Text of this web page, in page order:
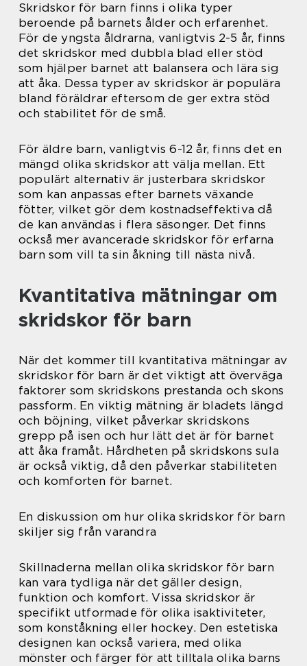
Skridskor för barn finns i olika typer
beroende på barnets ålder och erfarenhet.
För de yngsta åldrarna, vanligtvis 2-5 år, finns
det skridskor med dubbla blad eller stöd
som hjälper barnet att balansera och lära sig
att åka. Dessa typer av skridskor är populära
bland föräldrar eftersom de ger extra stöd
och stabilitet för de små.
För äldre barn, vanligtvis 6-12 år, finns det en
mängd olika skridskor att välja mellan. Ett
populärt alternativ är justerbara skridskor
som kan anpassas efter barnets växande
fötter, vilket gör dem kostnadseffektiva då
de kan användas i flera säsonger. Det finns
också mer avancerade skridskor för erfarna
barn som vill ta sin åkning till nästa nivå.
Kvantitativa mätningar om
skridskor för barn
När det kommer till kvantitativa mätningar av
skridskor för barn är det viktigt att överväga
faktorer som skridskons prestanda och skons
passform. En viktig mätning är bladets längd
och böjning, vilket påverkar skridskons
grepp på isen och hur lätt det är för barnet
att åka framåt. Hårdheten på skridskons sula
är också viktig, då den påverkar stabiliteten
och komforten för barnet.
En diskussion om hur olika skridskor för barn
skiljer sig från varandra
Skillnaderna mellan olika skridskor för barn
kan vara tydliga när det gäller design,
funktion och komfort. Vissa skridskor är
specifikt utformade för olika isaktiviteter,
som konståkning eller hockey. Den estetiska
designen kan också variera, med olika
mönster och färger för att tilltala olika barns